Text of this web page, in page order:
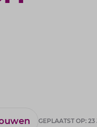
GEPLAATST OP: